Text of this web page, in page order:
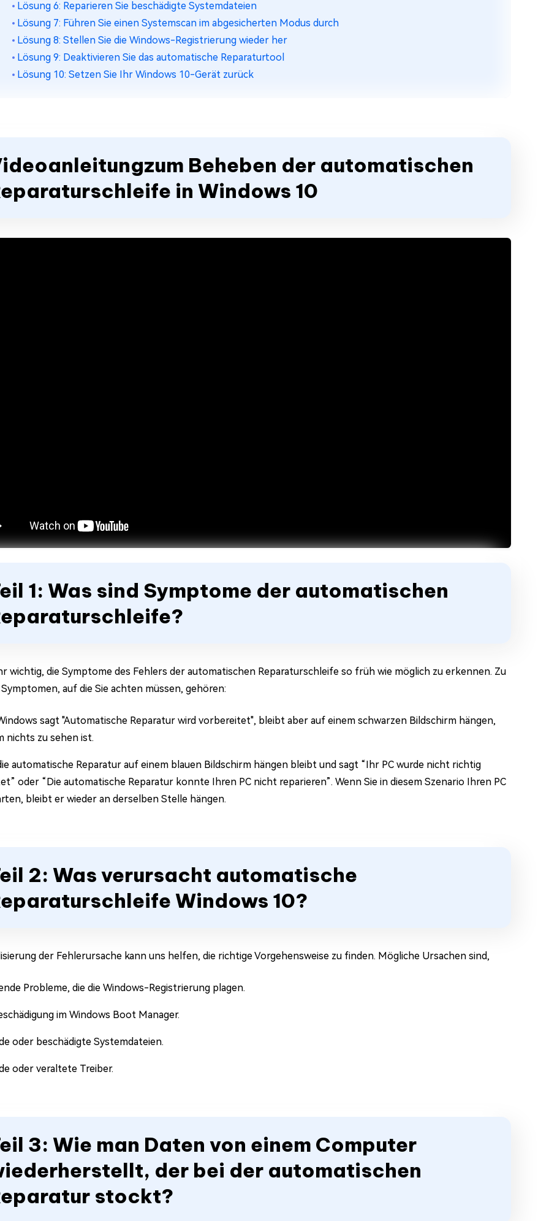
Lösung 6: Reparieren Sie beschädigte Systemdateien
Lösung 7: Führen Sie einen Systemscan im abgesicherten Modus durch
Lösung 8: Stellen Sie die Windows-Registrierung wieder her
Lösung 9: Deaktivieren Sie das automatische Reparaturtool
Lösung 10: Setzen Sie Ihr Windows 10-Gerät zurück
Beheben der automatischen
in Windows 10
1: Was sind Symptome der automatischen
wichtig, die Symptome des Fehlers der automatischen Reparaturschleife so früh wie möglich zu erkennen. Zu
auf die Sie achten müssen, gehören:
sagt "Automatische Reparatur wird vorbereitet", bleibt aber auf einem schwarzen Bildschirm hängen,
nichts zu sehen ist.
automatische Reparatur auf einem blauen Bildschirm hängen bleibt und sagt “Ihr PC wurde nicht richtig
oder “Die automatische Reparatur konnte Ihren PC nicht reparieren”. Wenn Sie in diesem Szenario Ihren PC
bleibt er wieder an derselben Stelle hängen.
2: Was verursacht automatische
Windows 10?
der Fehlerursache kann uns helfen, die richtige Vorgehensweise zu finden. Mögliche Ursachen sind,
Probleme, die die Windows-Registrierung plagen.
im Windows Boot Manager.
oder beschädigte Systemdateien.
oder veraltete Treiber.
3: Wie man Daten von einem Computer
der bei der automatischen
stockt?